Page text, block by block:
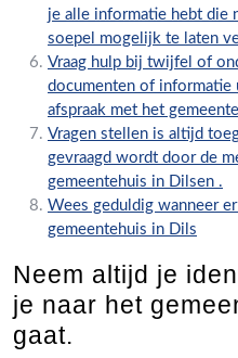
je alle informatie hebt die
soepel mogelijk te laten
Vraag hulp bij twijfel of
documenten of informatie
afspraak met het
Vragen stellen is altijd
gevraagd wordt door de
gemeentehuis in Dilsen .
Wees geduldig wanneer
gemeentehuis in Dils
Neem altijd je
je naar het
gaat.